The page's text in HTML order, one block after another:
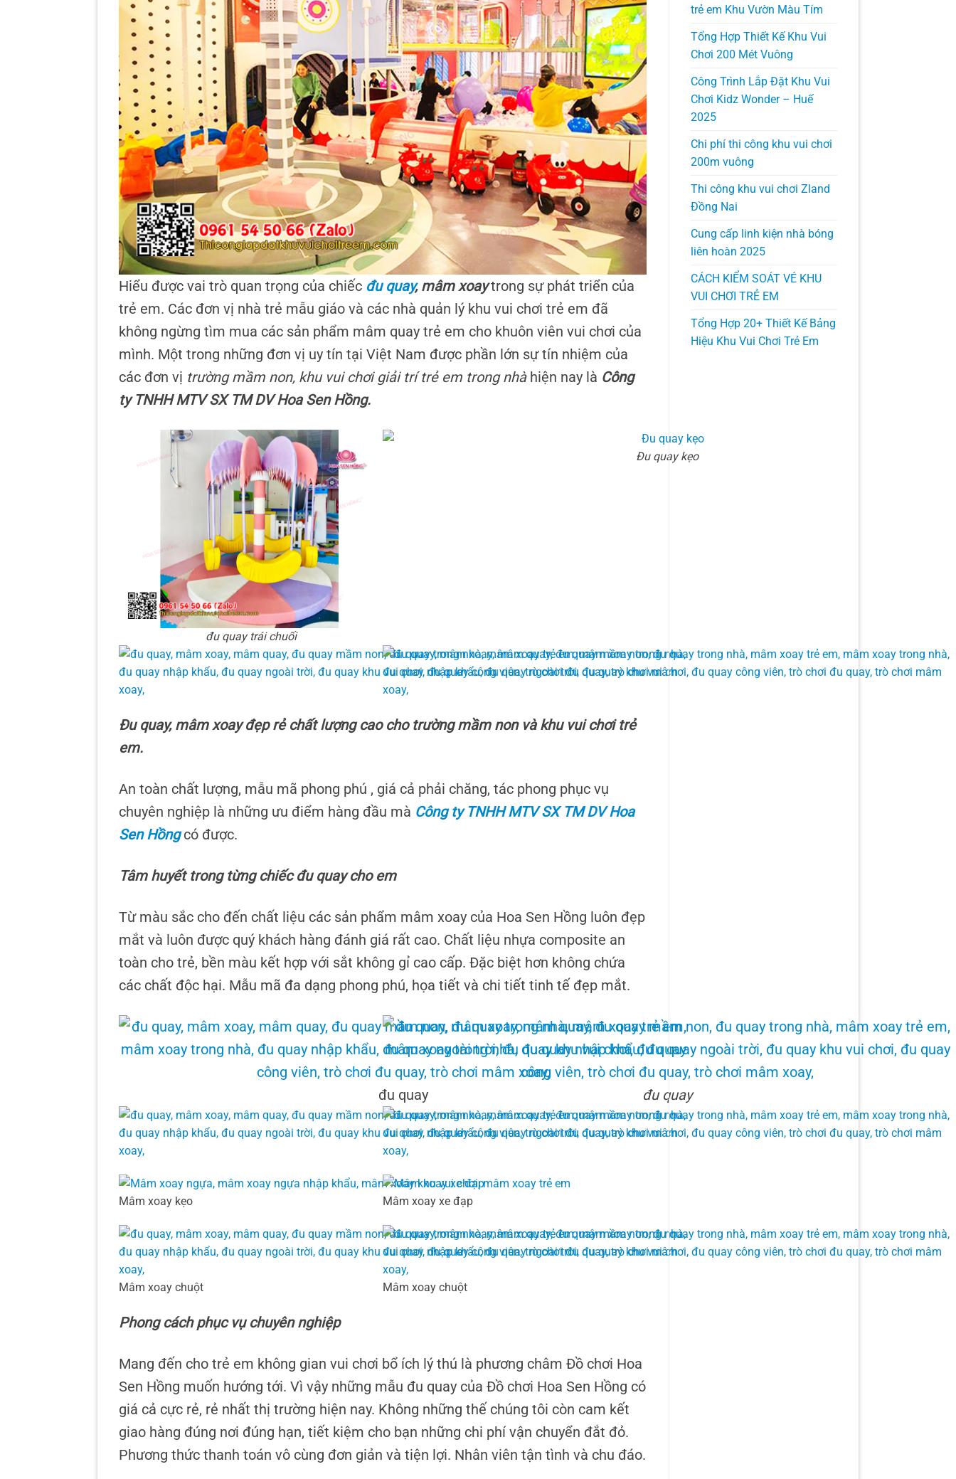
Hiểu được vai trò quan trọng của chiếc đu quay, mâm xoay trong sự phát triển của
trẻ em. Các đơn vị nhà trẻ mẫu giáo và các nhà quản lý khu vui chơi trẻ em đã
không ngừng tìm mua các sản phẩm mâm quay trẻ em cho khuôn viên vui chơi của
mình. Một trong những đơn vị uy tín tại Việt Nam được phần lớn sự tín nhiệm của
các đơn vị trường mầm non, khu vui chơi giải trí trẻ em trong nhàhiện nay là Công
ty TNHH MTV SX TM DV Hoa Sen Hồng.
đu quay trái chuối
Đu quay kẹo
Đu quay, mâm xoay đẹp rẻ chất lượng cao cho trường mầm non và khu vui chơi trẻ
em.
An toàn chất lượng, mẫu mã phong phú , giá cả phải chăng, tác phong phục vụ
chuyên nghiệp là những ưu điểm hàng đầu mà Công ty TNHH MTV SX TM DV Hoa
Sen Hồngcó được.
Tâm huyết trong từng chiếc đu quay cho em
Từ màu sắc cho đến chất liệu các sản phẩm mâm xoay của Hoa Sen Hồng luôn đẹp
mắt và luôn được quý khách hàng đánh giá rất cao. Chất liệu nhựa composite an
toàn cho trẻ, bền màu kết hợp với sắt không gỉ cao cấp. Đặc biệt hơn không chứa
các chất độc hại. Mẫu mã đa dạng phong phú, họa tiết và chi tiết tinh tế đẹp mắt.
đu quay đu quay
Mâm xoay kẹo Mâm xoay xe đạp
Mâm xoay chuột Mâm xoay chuột
Phong cách phục vụ chuyên nghiệp
Mang đến cho trẻ em không gian vui chơi bổ ích lý thú là phương châm Đồ chơi Hoa
Sen Hồng muốn hướng tới. Vì vậy những mẫu đu quay của Đồ chơi Hoa Sen Hồng có
giá cả cực rẻ, rẻ nhất thị trường hiện nay. Không những thế chúng tôi còn cam kết
giao hàng đúng nơi đúng hạn, tiết kiệm cho bạn những chi phí vận chuyển đắt đỏ.
Phương thức thanh toán vô cùng đơn giản và tiện lợi. Nhân viên tận tình và chu đáo.
trẻ em Khu Vườn Màu Tím
Tổng Hợp Thiết Kế Khu Vui
Chơi 200 Mét Vuông
Công Trình Lắp Đặt Khu Vui
Chơi Kidz Wonder – Huế
2025
Chi phí thi công khu vui chơi
200m vuông
Thi công khu vui chơi Zland
Đồng Nai
Cung cấp linh kiện nhà bóng
liên hoàn 2025
CÁCH KIỂM SOÁT VÉ KHU
VUI CHƠI TRẺ EM
Tổng Hợp 20+ Thiết Kế Bảng
Hiệu Khu Vui Chơi Trẻ Em